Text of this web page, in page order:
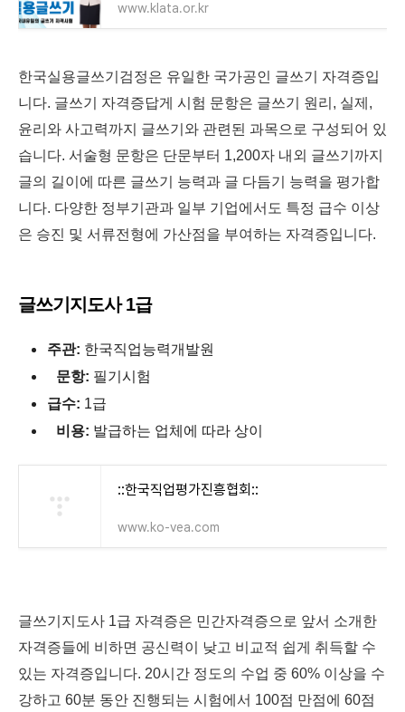
www.klata.or.kr
한국실용글쓰기검정은 유일한 국가공인 글쓰기 자격증입
니다. 글쓰기 자격증답게 시험 문항은 글쓰기 원리, 실제,
윤리와 사고력까지 글쓰기와 관련된 과목으로 구성되어 있
습니다. 서술형 문항은 단문부터 1,200자 내외 글쓰기까지
글의 길이에 따른 글쓰기 능력과 글 다듬기 능력을 평가합
니다. 다양한 정부기관과 일부 기업에서도 특정 급수 이상
은 승진 및 서류전형에 가산점을 부여하는 자격증입니다.
글쓰기지도사 1급
주관: 한국직업능력개발원
문항: 필기시험
급수: 1급
비용: 발급하는 업체에 따라 상이
::한국직업평가진흥협회::
www.ko-vea.com
글쓰기지도사 1급 자격증은 민간자격증으로 앞서 소개한
자격증들에 비하면 공신력이 낮고 비교적 쉽게 취득할 수
있는 자격증입니다. 20시간 정도의 수업 중 60% 이상을 수
강하고 60분 동안 진행되는 시험에서 100점 만점에 60점